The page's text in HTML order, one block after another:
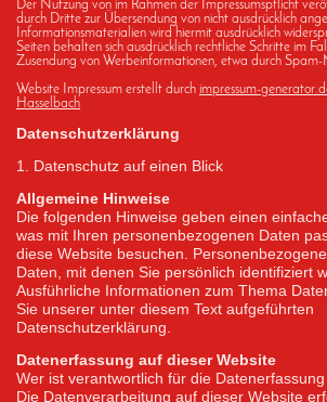
Der Nutzung von im Rahmen der Impressumspflicht
durch Dritte zur Übersendung von nicht ausdrücklich
Informationsmaterialien wird hiermit ausdrücklich
Seiten behalten sich ausdrücklich rechtliche Schritte im
Zusendung von Werbeinformationen, etwa durch Spam-
Website Impressum erstellt durch impressum-
Hasselbach
Datenschutzerklärung
1. Datenschutz auf einen Blick
Allgemeine Hinweise
Die folgenden Hinweise geben einen
was mit Ihren personenbezogenen Daten
diese Website besuchen.
Daten, mit denen Sie persönlich identifiziert
Ausführliche Informationen zum Thema
Sie unserer unter diesem Text aufgeführten
Datenschutzerklärung.
Datenerfassung auf dieser Website
Wer ist verantwortlich für die
Die Datenverarbeitung auf dieser Website